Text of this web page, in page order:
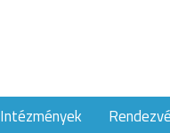
Intézmények